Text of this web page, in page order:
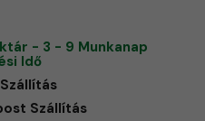
- 3 - 9 Munkanap
Idő
Szállítás